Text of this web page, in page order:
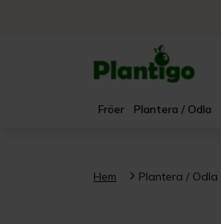
Fröer Plantera / Odla
Hem Plantera / Odla